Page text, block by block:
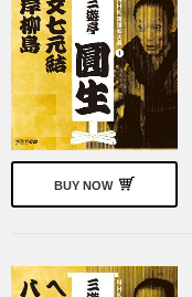
BUY NOW